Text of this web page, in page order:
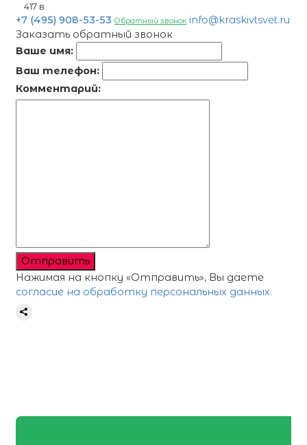
417 в
+7 (495) 908-53-53 Обратный звонок info@kraskivtsvet.ru
Заказать обратный звонок
Ваше имя:
Ваш телефон:
Комментарий:
Отправить
Нажимая на кнопку «Отправить», Вы даете
согласие на обработку персональных данных.